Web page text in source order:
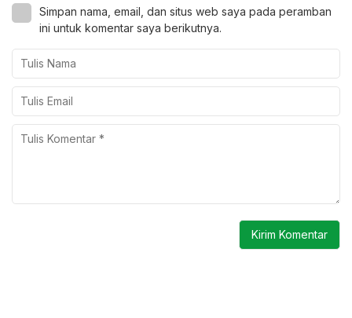
Simpan nama, email, dan situs web saya pada peramban
ini untuk komentar saya berikutnya.